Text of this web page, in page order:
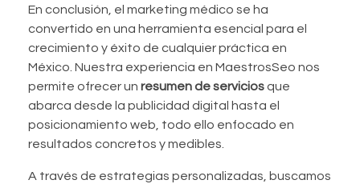
En conclusión, el marketing médico se ha
convertido en una herramienta esencial para el
crecimiento y éxito de cualquier práctica en
México. Nuestra experiencia en MaestrosSeo nos
permite ofrecer un resumen de serviciosque
abarca desde la publicidad digital hasta el
posicionamiento web, todo ello enfocado en
resultados concretos y medibles.
A través de estrategias personalizadas, buscamos